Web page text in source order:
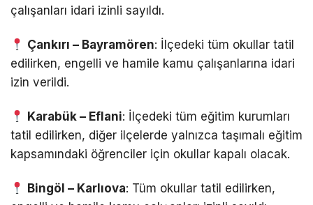
çalışanları idari izinli sayıldı.
Çankırı – Bayramören: İlçedeki tüm okullar tatil
edilirken, engelli ve hamile kamu çalışanlarına idari
izin verildi.
Karabük – Eflani: İlçedeki tüm eğitim kurumları
tatil edilirken, diğer ilçelerde yalnızca taşımalı eğitim
kapsamındaki öğrenciler için okullar kapalı olacak.
Bingöl – Karlıova: Tüm okullar tatil edilirken,